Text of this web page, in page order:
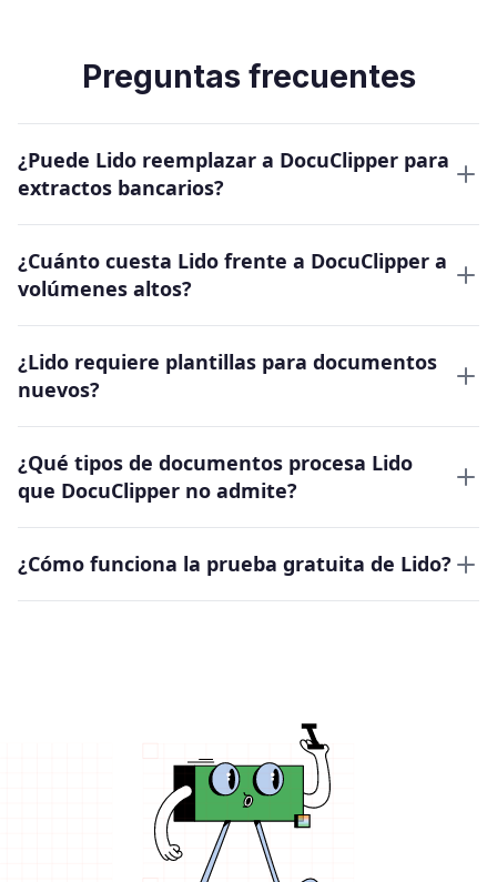
Preguntas frecuentes
¿Puede Lido reemplazar a DocuClipper para
extractos bancarios?
¿Cuánto cuesta Lido frente a DocuClipper a
volúmenes altos?
¿Lido requiere plantillas para documentos
nuevos?
¿Qué tipos de documentos procesa Lido
que DocuClipper no admite?
¿Cómo funciona la prueba gratuita de Lido?